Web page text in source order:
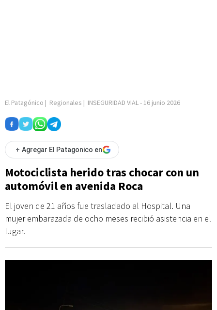
El Patagónico | Regionales | INSEGURIDAD VIAL- 16 junio 2026
+ Agregar El Patagonico en
Motociclista herido tras chocar con un
automóvil en avenida Roca
El joven de 21 años fue trasladado al Hospital. Una
mujer embarazada de ocho meses recibió asistencia en el
lugar.